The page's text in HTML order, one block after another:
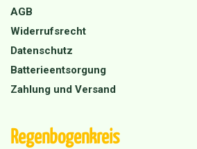
AGB
Widerrufsrecht
Datenschutz
Batterieentsorgung
Zahlung und Versand
Regenbogenkreis